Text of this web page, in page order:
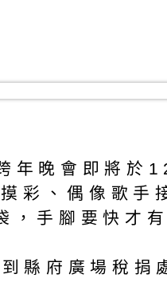
晚會即將於
彩、偶像歌手
手腳要快才
府廣場稅捐